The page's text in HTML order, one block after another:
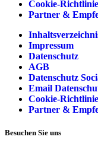
Cookie-
Partner &
Impressum
Datenschutz
AGB
Datenschutz
Email
Cookie-
Partner &
Besuchen Sie uns